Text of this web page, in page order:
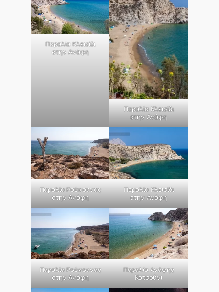
Παραλία Κλεισίδι
στην Ανάφη
Παραλία Κλεισίδι
στην Ανάφη
Παραλία Ρούκουνας
στην Ανάφη
Παραλία Κλεισίδι
στην Ανάφη
Παραλία Ρούκουνας
στην Ανάφη
Παραλία Ανάφης
Κατσούνι